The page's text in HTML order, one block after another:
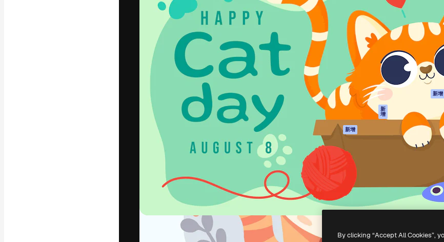
引導你創作出最佳作品的創意平台。擁有超過
100萬訂閱者，涵蓋創意人士、企業、代理商
和工作室。
繁體中文 (香港)
產品
Spaces
AI助手
AI圖像生成器
AI視頻生成器
AI語音生成器
圖庫內容
MCP用於
Claude/ChatGPT
新
增
AI助手 新增
API
流動應用程式
所有Magnific工具
開始使用
Academy
文件
客服
使用條款
隱私政策
新增
信任中心
聯盟夥伴
企業
2026Freepik Company S.L.U.版權所有.
By clicking “Accept All Cookies”,